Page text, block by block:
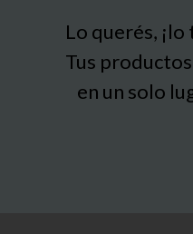
Lo querés, ¡lo
Tus
en un solo